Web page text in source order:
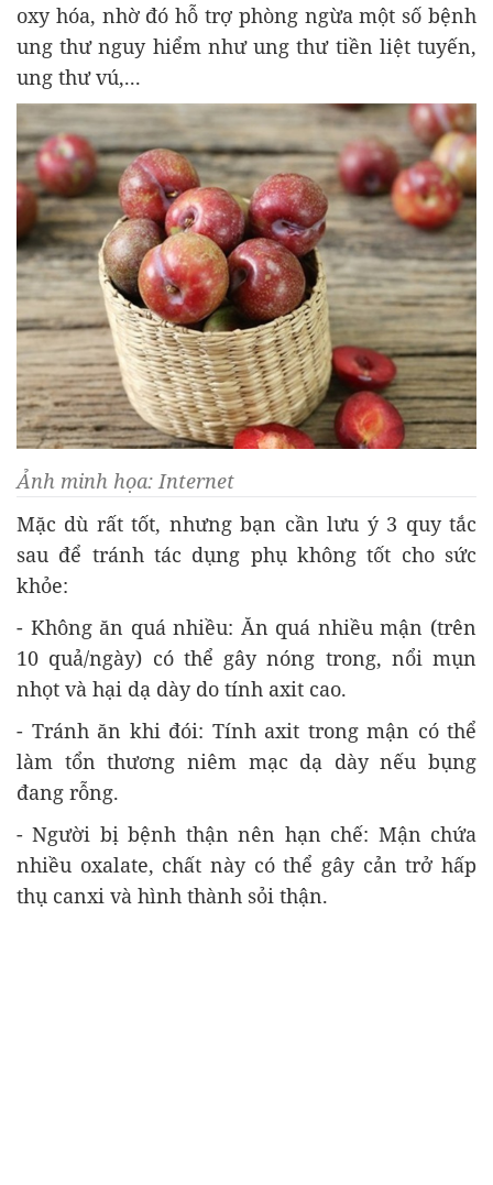
oxy hóa, nhờ đó hỗ trợ phòng ngừa một số bệnh
ung thư nguy hiểm như ung thư tiền liệt tuyến,
ung thư vú,...
Ảnh minh họa: Internet
Mặc dù rất tốt, nhưng bạn cần lưu ý 3 quy tắc
sau để tránh tác dụng phụ không tốt cho sức
khỏe:
- Không ăn quá nhiều: Ăn quá nhiều mận (trên
10 quả/ngày) có thể gây nóng trong, nổi mụn
nhọt và hại dạ dày do tính axit cao.
- Tránh ăn khi đói: Tính axit trong mận có thể
làm tổn thương niêm mạc dạ dày nếu bụng
đang rỗng.
- Người bị bệnh thận nên hạn chế: Mận chứa
nhiều oxalate, chất này có thể gây cản trở hấp
thụ canxi và hình thành sỏi thận.